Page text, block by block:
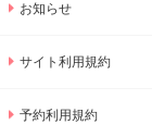
お知らせ
サイト利用規約
予約利用規約